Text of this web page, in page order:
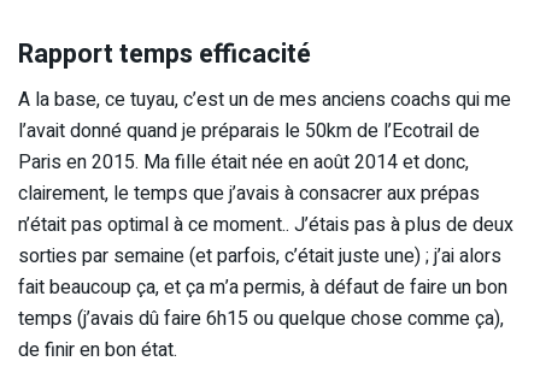
Rapport temps efficacité
A la base, ce tuyau, c’est un de mes anciens coachs qui me
l’avait donné quand je préparais le 50km de l’Ecotrail de
Paris en 2015. Ma fille était née en août 2014 et donc,
clairement, le temps que j’avais à consacrer aux prépas
n’était pas optimal à ce moment.. J’étais pas à plus de deux
sorties par semaine (et parfois, c’était juste une) ; j’ai alors
fait beaucoup ça, et ça m’a permis, à défaut de faire un bon
temps (j’avais dû faire 6h15 ou quelque chose comme ça),
de finir en bon état.